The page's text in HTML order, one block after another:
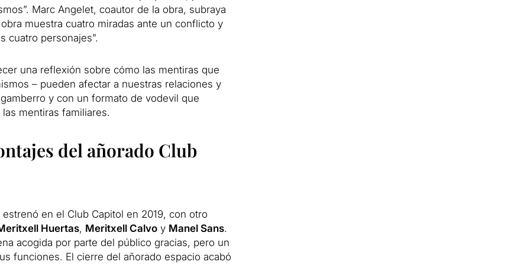
Marc Angelet, coautor de la obra, subraya
muestra cuatro miradas ante un conflicto y
cuatro personajes”.
una reflexión sobre cómo las mentiras que
– pueden afectar a nuestras relaciones y
y con un formato de vodevil que
mentiras familiares.
del añorado Club
estrenó en el Club Capitol en 2019, con otro
Huertas, Meritxell Calvoy Manel Sans.
acogida por parte del público gracias, pero un
funciones. El cierre del añorado espacio acabó